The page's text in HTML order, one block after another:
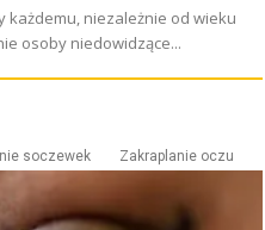
każdemu, niezależnie od wieku
osoby niedowidzące...
soczewek Zakraplanie oczu